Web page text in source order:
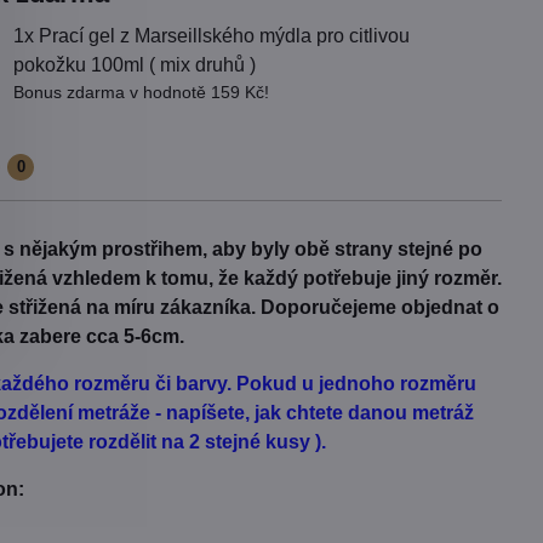
1x Prací gel z Marseillského mýdla pro citlivou
pokožku 100ml ( mix druhů )
Bonus zdarma v hodnotě 159 Kč!
0
nějakým prostřihem, aby byly obě strany stejné po
vzhledem k tomu, že každý potřebuje jiný rozměr.
na míru zákazníka. Doporučejeme objednat o
zabere cca 5-6cm.
rozměru či barvy. Pokud u jednoho rozměru
metráže - napíšete, jak chtete danou metráž
rozdělit na 2 stejné kusy ).